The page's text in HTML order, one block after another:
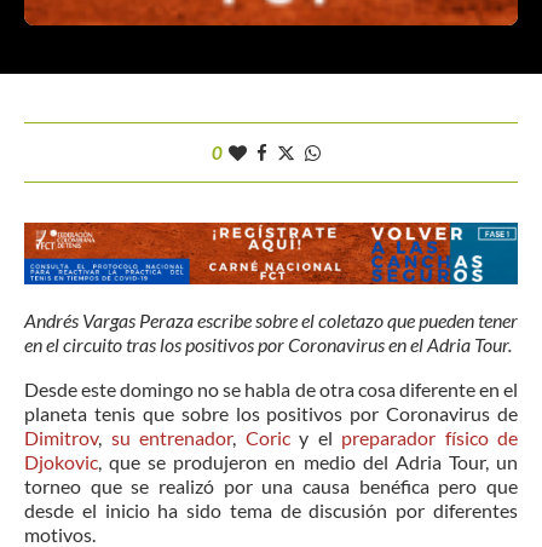
0
Andrés Vargas Peraza escribe sobre el coletazo que pueden tener
en el circuito tras los positivos por Coronavirus en el Adria Tour.
Desde este domingo no se habla de otra cosa diferente en el
planeta tenis que sobre los positivos por Coronavirus de
Dimitrov, su entrenador, Coricy el preparador físico de
Djokovic , que se produjeron en medio del Adria Tour, un
torneo que se realizó por una causa benéfica pero que
desde el inicio ha sido tema de discusión por diferentes
motivos.